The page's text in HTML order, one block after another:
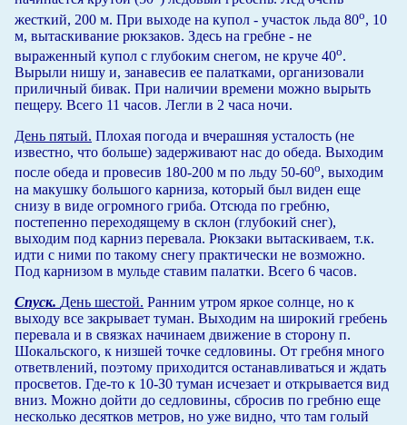
жесткий, 200 м. При выходе на купол - участок льда 80о, 10
м, вытаскивание рюкзаков. Здесь на гребне - не
выраженный купол с глубоким снегом, не круче 40о.
Вырыли нишу и, занавесив ее палатками, организовали
приличный бивак. При наличии времени можно вырыть
пещеру. Всего 11 часов. Легли в 2 часа ночи.
День пятый. Плохая погода и вчерашняя усталость (не
известно, что больше) задерживают нас до обеда. Выходим
после обеда и провесив 180-200 м по льду 50-60о, выходим
на макушку большого карниза, который был виден еще
снизу в виде огромного гриба. Отсюда по гребню,
постепенно переходящему в склон (глубокий снег),
выходим под карниз перевала. Рюкзаки вытаскиваем, т.к.
идти с ними по такому снегу практически не возможно.
Под карнизом в мульде ставим палатки. Всего 6 часов.
Спуск. День шестой. Ранним утром яркое солнце, но к
выходу все закрывает туман. Выходим на широкий гребень
перевала и в связках начинаем движение в сторону п.
Шокальского, к низшей точке седловины. От гребня много
ответвлений, поэтому приходится останавливаться и ждать
просветов. Где-то к 10-З0 туман исчезает и открывается вид
вниз. Можно дойти до седловины, сбросив по гребню еще
несколько десятков метров, но уже видно, что там голый